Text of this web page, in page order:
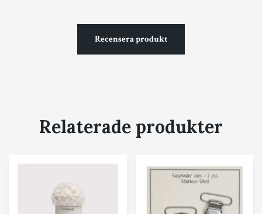
Recensera produkt
Relaterade produkter